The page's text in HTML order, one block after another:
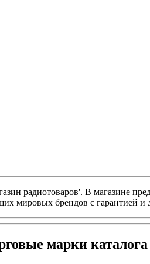
радиотоваров'. В магазине
мировых брендов с гарантией и
марки каталога